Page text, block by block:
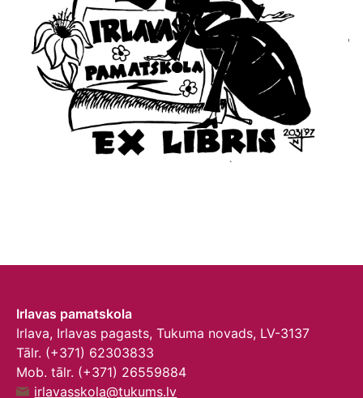
Irlavas pamatskola
Irlava, Irlavas pagasts, Tukuma novads, LV-3137
Tālr. (+371) 62303833
Mob. tālr. (+371) 26559884
irlavasskola@tukums.lv